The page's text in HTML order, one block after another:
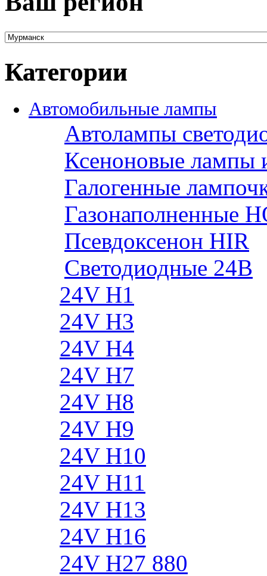
Категории
Автомобильные лампы
Автолампы
Ксеноновые лампы
Галогенные
Газонаполненные
Псевдоксенон HIR
Cветодиодные 24B
24V H1
24V H3
24V H4
24V H7
24V H8
24V H9
24V H10
24V H11
24V H13
24V H16
24V H27 880